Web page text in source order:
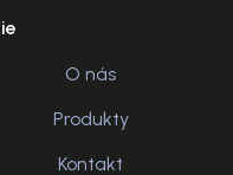
O nás
Produkty
Kontakt